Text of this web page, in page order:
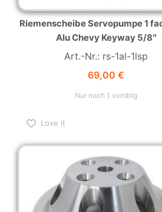
Riemenscheibe Servopumpe 1
Alu Chevy Keyway 5/8″
Art.-Nr.: rs-1al-1lsp
69,00 €
Nur noch 1 vorrätig
Love it